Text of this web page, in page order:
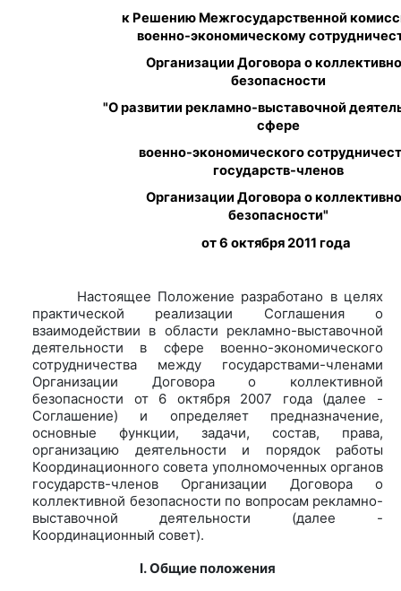
к Решению Межгосударственной
военно-экономическому
Организации Договора о
безопасности
"О развитии рекламно-выставочной
сфере
военно-экономического
государств-членов
Организации Договора о
безопасности"
от 6 октября 2011 года
Настоящее Положение разработано в целях
практической реализации Соглашения о
взаимодействии в области рекламно-выставочной
деятельности в сфере военно-экономического
сотрудничества между государствами-членами
Организации Договора о коллективной
безопасности от 6 октября 2007 года (далее -
Соглашение) и определяет предназначение,
основные функции, задачи, состав, права,
организацию деятельности и порядок работы
Координационного совета уполномоченных органов
государств-членов Организации Договора о
коллективной безопасности по вопросам рекламно-
выставочной деятельности (далее -
Координационный совет).
I.Общие положения